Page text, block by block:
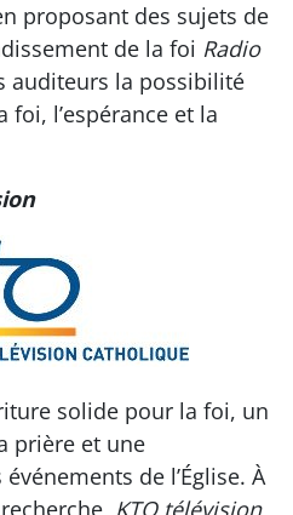
proposant des sujets de
de la foi Radio
auditeurs la possibilité
l’espérance et la
solide pour la foi, un
prière et une
de l’Église. À
KTO télévision